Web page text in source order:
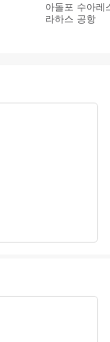
아돌포 수아레
라하스 공항